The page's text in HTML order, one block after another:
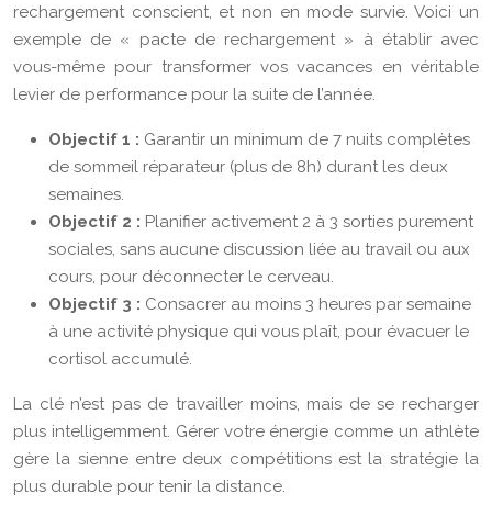
rechargement conscient, et non en mode survie. Voici un
exemple de « pacte de rechargement » à établir avec
vous-même pour transformer vos vacances en véritable
levier de performance pour la suite de l’année.
Objectif 1 : Garantir un minimum de 7 nuits complètes
de sommeil réparateur (plus de 8h) durant les deux
semaines.
Objectif 2 : Planifier activement 2 à 3 sorties purement
sociales, sans aucune discussion liée au travail ou aux
cours, pour déconnecter le cerveau.
Objectif 3 : Consacrer au moins 3 heures par semaine
à une activité physique qui vous plaît, pour évacuer le
cortisol accumulé.
La clé n’est pas de travailler moins, mais de se recharger
plus intelligemment. Gérer votre énergie comme un athlète
gère la sienne entre deux compétitions est la stratégie la
plus durable pour tenir la distance.